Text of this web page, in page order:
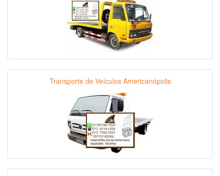
Transporte de Veículos Americanópolis